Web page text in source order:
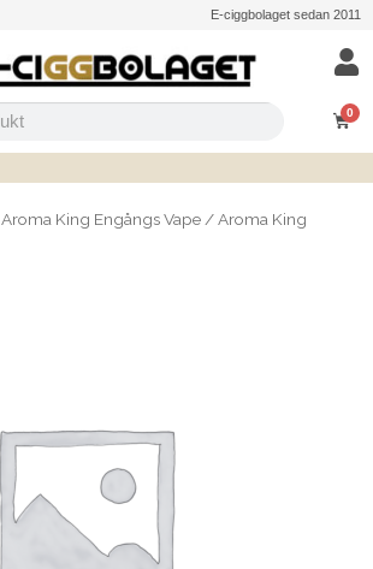
E-ciggbolaget sedan 2011
0
Aroma King Engångs Vape /Aroma King